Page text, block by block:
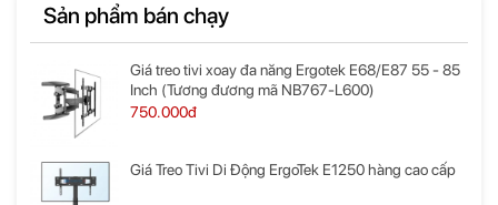
Sản phẩm bán chạy
Giá treo tivi xoay đa năng Ergotek E68/E87 55 - 85
Inch (Tương đương mã NB767-L600)
750.000đ
Giá Treo Tivi Di Động ErgoTek E1250 hàng cao cấp